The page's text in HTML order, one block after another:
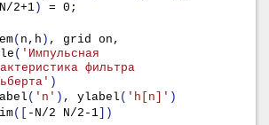
N/2+1 ) = 0;
( n,h )
( 'Импульсная
фильтра
)
( 'n' ) , ylabel ( 'h[n]' )
([ -N/2 N/2-1 ])